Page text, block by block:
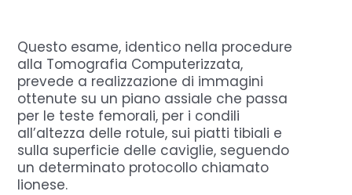
Domande Frequenti
Chi sono
Press
Questo esame, identico nella procedure
alla Tomografia Computerizzata,
prevede a realizzazione di immagini
ottenute su un piano assiale che passa
per le teste femorali, per i condili
all’altezza delle rotule, sui piatti tibiali e
sulla superficie delle caviglie, seguendo
un determinato protocollo chiamato
lionese.